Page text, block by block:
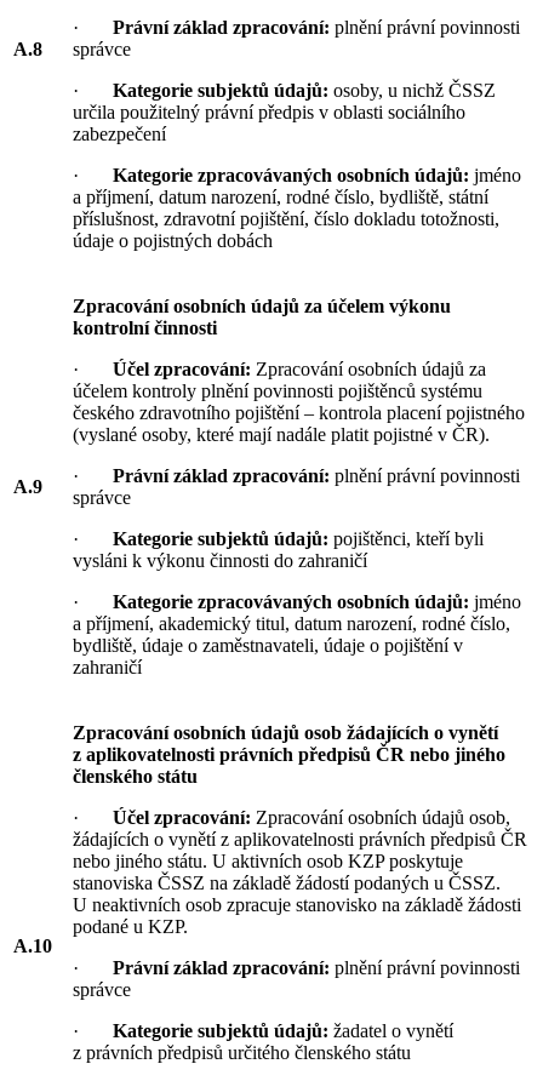
A.8
· Právní základ zpracování: plnění právní povinnosti
správce
· Kategorie subjektů údajů: osoby, u nichž ČSSZ
určila použitelný právní předpis v oblasti sociálního
zabezpečení
· Kategorie zpracovávaných osobních údajů: jméno
a příjmení, datum narození, rodné číslo, bydliště, státní
příslušnost, zdravotní pojištění, číslo dokladu totožnosti,
údaje o pojistných dobách
A.9
Zpracování osobních údajů za účelem výkonu
kontrolní činnosti
· Účel zpracování: Zpracování osobních údajů za
účelem kontroly plnění povinnosti pojištěnců systému
českého zdravotního pojištění – kontrola placení pojistného
(vyslané osoby, které mají nadále platit pojistné v ČR).
· Právní základ zpracování: plnění právní povinnosti
správce
· Kategorie subjektů údajů: pojištěnci, kteří byli
vysláni k výkonu činnosti do zahraničí
· Kategorie zpracovávaných osobních údajů: jméno
a příjmení, akademický titul, datum narození, rodné číslo,
bydliště, údaje o zaměstnavateli, údaje o pojištění v
zahraničí
A.10
Zpracování osobních údajů osob žádajících o vynětí
z aplikovatelnosti právních předpisů ČR nebo jiného
členského státu
· Účel zpracování: Zpracování osobních údajů osob,
žádajících o vynětí z aplikovatelnosti právních předpisů ČR
nebo jiného státu. U aktivních osob KZP poskytuje
stanoviska ČSSZ na základě žádostí podaných u ČSSZ.
U neaktivních osob zpracuje stanovisko na základě žádosti
podané u KZP.
· Právní základ zpracování: plnění právní povinnosti
správce
· Kategorie subjektů údajů: žadatel o vynětí
z právních předpisů určitého členského státu